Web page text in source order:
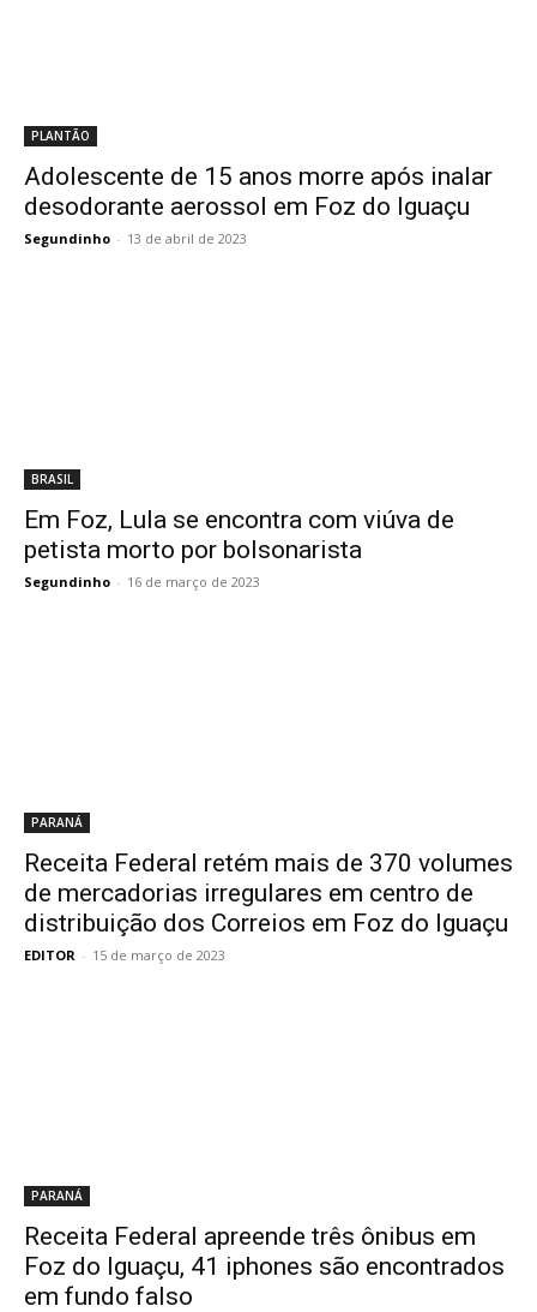
PLANTÃO
Adolescente de 15 anos morre após inalar
desodorante aerossol em Foz do Iguaçu
Segundinho - 13 de abril de 2023
BRASIL
Em Foz, Lula se encontra com viúva de
petista morto por bolsonarista
Segundinho - 16 de março de 2023
PARANÁ
Receita Federal retém mais de 370 volumes
de mercadorias irregulares em centro de
distribuição dos Correios em Foz do Iguaçu
EDITOR - 15 de março de 2023
PARANÁ
Receita Federal apreende três ônibus em
Foz do Iguaçu, 41 iphones são encontrados
em fundo falso